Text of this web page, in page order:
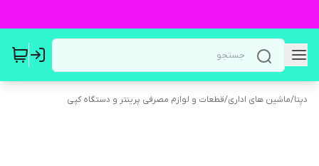
دپتا/ماشین های اداری/قطعات و لوازم مصرفی پرینتر و دستگاه کپی